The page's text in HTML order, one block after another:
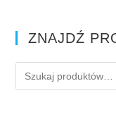
ZNAJDŹ